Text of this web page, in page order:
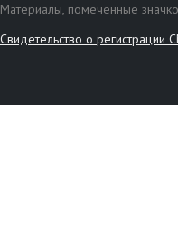
Материалы, помеченные
Свидетельство о